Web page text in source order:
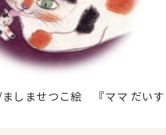
しませつこ絵 『ママ だいす